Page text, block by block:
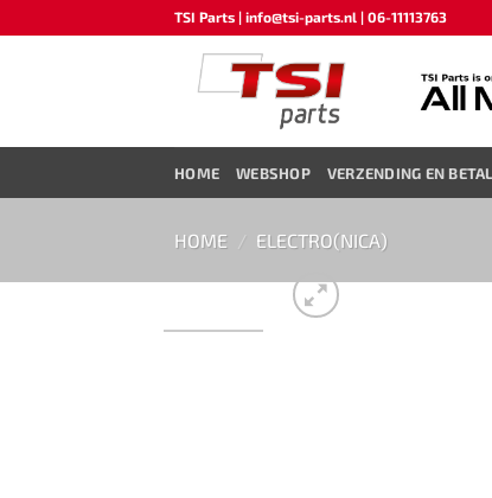
naar
TSI Parts | info@tsi-parts.nl | 06-11113763
HOME WEBSHOP VERZENDING EN
HOME / ELECTRO(NICA)